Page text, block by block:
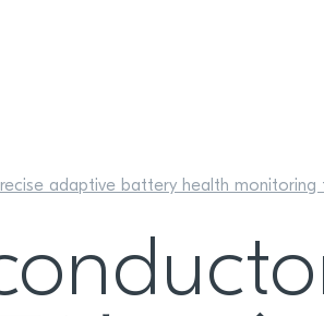
adaptive battery health monitoring